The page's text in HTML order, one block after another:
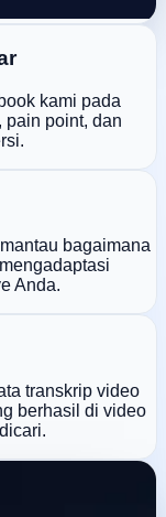
kami pada
pain point, dan
bagaimana
Anda.
transkrip video
berhasil di video